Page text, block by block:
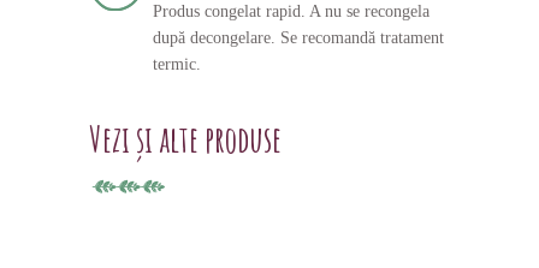
Produs congelat rapid. A nu se recongela
după decongelare. Se recomandă tratament
termic.
Vezi și alte produse